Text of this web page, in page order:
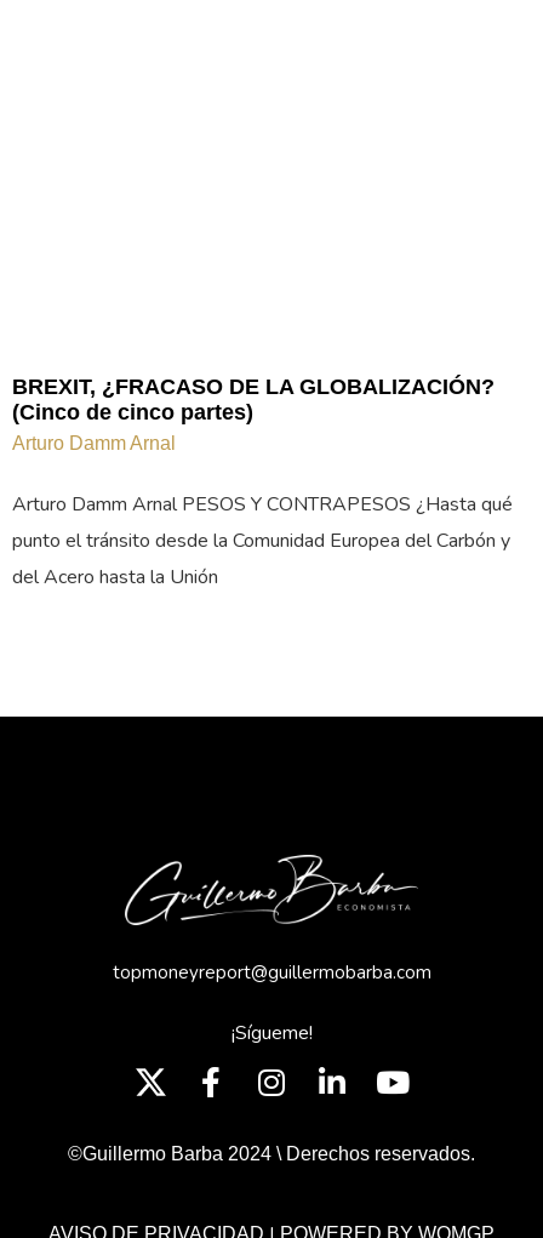
BREXIT, ¿FRACASO DE LA GLOBALIZACIÓN?
(Cinco de cinco partes)
Arturo Damm Arnal
Arturo Damm Arnal PESOS Y CONTRAPESOS ¿Hasta qué
punto el tránsito desde la Comunidad Europea del Carbón y
del Acero hasta la Unión
topmoneyreport@guillermobarba.com
¡Sígueme!
©Guillermo Barba 2024 \ Derechos reservados.